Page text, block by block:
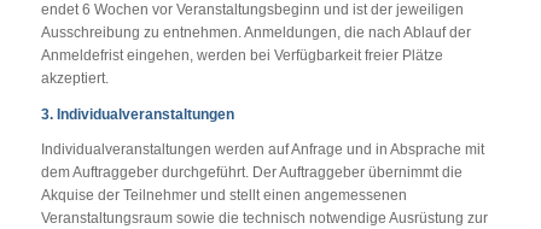
endet 6 Wochen vor Veranstaltungsbeginn und ist der jeweiligen
Ausschreibung zu entnehmen. Anmeldungen, die nach Ablauf der
Anmeldefrist eingehen, werden bei Verfügbarkeit freier Plätze
akzeptiert.
3. Individualveranstaltungen
Individualveranstaltungen werden auf Anfrage und in Absprache mit
dem Auftraggeber durchgeführt. Der Auftraggeber übernimmt die
Akquise der Teilnehmer und stellt einen angemessenen
Veranstaltungsraum sowie die technisch notwendige Ausrüstung zur